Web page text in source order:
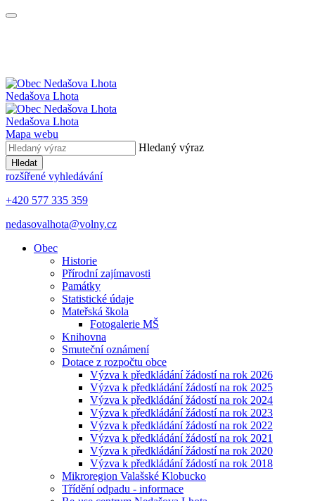
Nedašova Lhota
Nedašova Lhota
Mapa webu
Hledaný výraz
Hledat
rozšířené vyhledávání
+420 577 335 359
nedasovalhota@volny.cz
Obec
Historie
Přírodní zajímavosti
Památky
Statistické údaje
Mateřská škola
Fotogalerie MŠ
Knihovna
Smuteční oznámení
Dotace z rozpočtu obce
Výzva k předkládání žádostí na rok 2026
Výzva k předkládání žádostí na rok 2025
Výzva k předkládání žádostí na rok 2024
Výzva k předkládání žádostí na rok 2023
Výzva k předkládání žádostí na rok 2022
Výzva k předkládání žádostí na rok 2021
Výzva k předkládání žádostí na rok 2020
Výzva k předkládání žádostí na rok 2018
Mikroregion Valašské Klobucko
Třídění odpadu - informace